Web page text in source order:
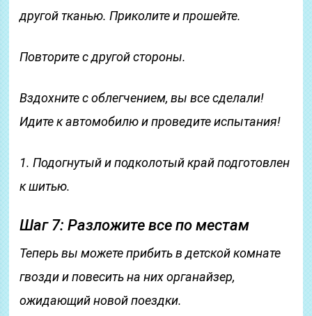
другой тканью. Приколите и прошейте.
Повторите с другой стороны.
Вздохните с облегчением, вы все сделали!
Идите к автомобилю и проведите испытания!
1. Подогнутый и подколотый край подготовлен
к шитью.
Шаг 7: Разложите все по местам
Теперь вы можете прибить в детской комнате
гвозди и повесить на них органайзер,
ожидающий новой поездки.